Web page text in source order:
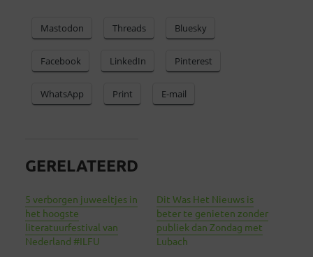
Mastodon Threads Bluesky
Facebook LinkedIn Pinterest
WhatsApp Print E-mail
GERELATEERD
5 verborgen juweeltjes in
het hoogste
literatuurfestival van
Nederland #ILFU
Dit Was Het Nieuws is
beter te genieten zonder
publiek dan Zondag met
Lubach